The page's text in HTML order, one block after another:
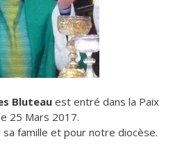
Bluteau est entré dans la Paix
25 Mars 2017.
famille et pour notre diocèse.